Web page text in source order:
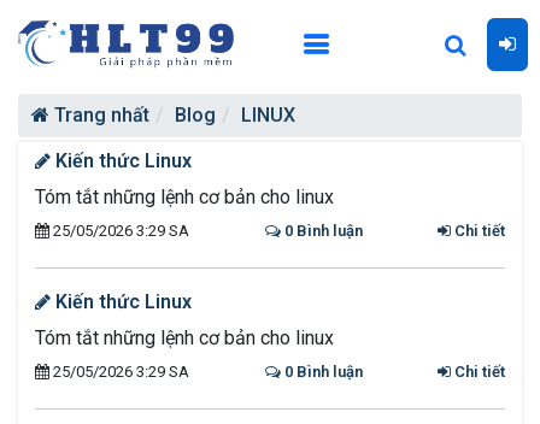
Trang nhất Blog
LINUX
Kiến thức Linux
Tóm tắt những lệnh cơ bản cho linux
25/05/2026 3:29 SA 0 Bình luận Chi tiết
Kiến thức Linux
Tóm tắt những lệnh cơ bản cho linux
25/05/2026 3:29 SA 0 Bình luận Chi tiết